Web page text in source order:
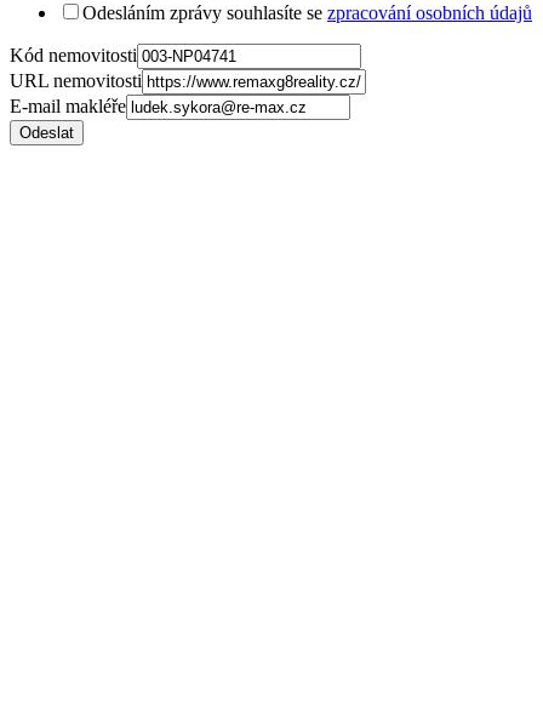
Odesláním zprávy souhlasíte se zpracování osobních údajů
Kód nemovitosti
URL nemovitosti
E-mail makléře
Odeslat